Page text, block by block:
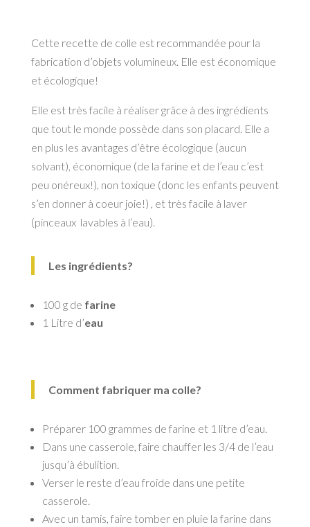
Cette recette de colle est recommandée pour la
fabrication d’objets volumineux. Elle est économique
et écologique!
Elle est très facile à réaliser grâce à des ingrédients
que tout le monde possède dans son placard. Elle a
en plus les avantages d’être écologique (aucun
solvant), économique (de la farine et de l’eau c’est
peu onéreux!), non toxique (donc les enfants peuvent
s’en donner à coeur joie!) , et très facile à laver
(pinceaux lavables à l’eau).
Les ingrédients?
100 g de farine
1 Litre d’eau
Comment fabriquer ma colle?
Préparer 100 grammes de farine et 1 litre d’eau.
Dans une casserole, faire chauffer les 3/4 de l’eau
jusqu’à ébulition.
Verser le reste d’eau froide dans une petite
casserole.
Avec un tamis, faire tomber en pluie la farine dans